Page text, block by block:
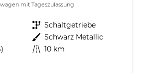
mit Tageszulassung
Getriebe Schaltgetriebe
Außenfarbe Schwarz Metallic
Kilometerstand 10 km